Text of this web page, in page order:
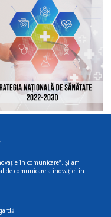
în comunicare”. Și am
de comunicare a inovației în